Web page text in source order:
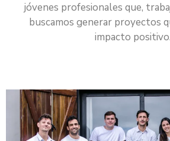
jóvenes profesionales que,
buscamos generar proyectos
impacto positivo.